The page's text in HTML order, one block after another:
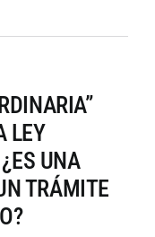
LEY
UNA
TRÁMITE